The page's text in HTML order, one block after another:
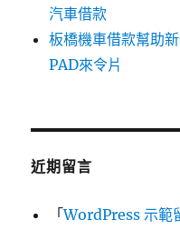
汽車借款
板橋機車借款幫助
PAD來令片
近期留言
「WordPress 示範